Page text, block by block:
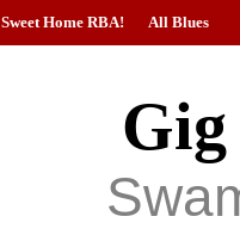
Sweet Home RBA! All Blues